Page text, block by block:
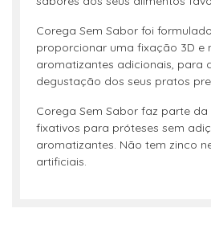
Corega Sem Sabor foi
proporcionar uma fixação 3D e
aromatizantes adicionais, para
degustação dos seus pratos
Corega Sem Sabor faz parte
fixativos para próteses sem
aromatizantes. Não tem zinco
artificiais.